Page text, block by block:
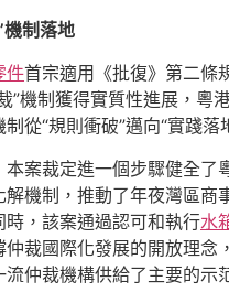
機制落地
件首宗適用《批復》第二條
”機制獲得實質性進展，粵
從“規則衝破”邁向“實踐落
本案裁定進一個步驟健全了
解機制，推動了年夜灣區商
時，該案通過認可和執行水
仲裁國際化發展的開放理念
流仲裁機構供給了主要的示